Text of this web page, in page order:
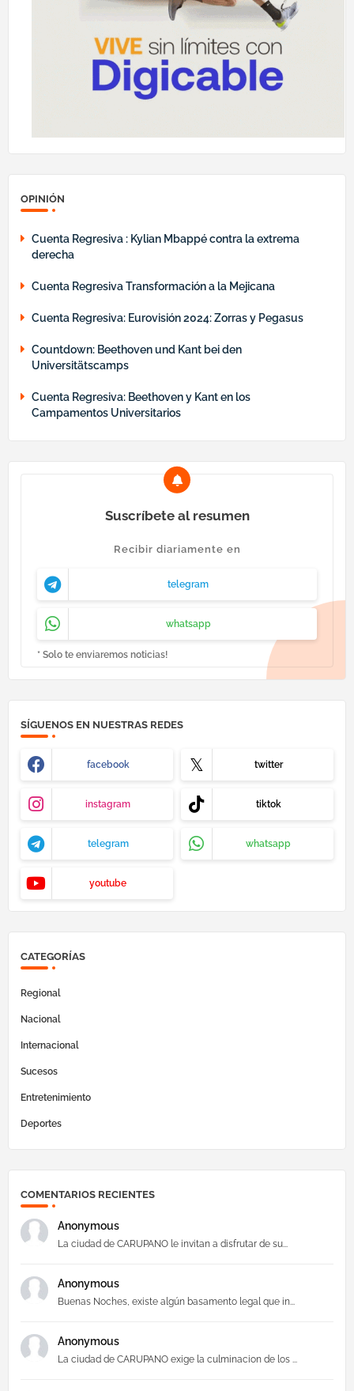
OPINIÓN
Cuenta Regresiva : Kylian Mbappé contra la extrema
derecha
Cuenta Regresiva Transformación a la Mejicana
Cuenta Regresiva: Eurovisión 2024: Zorras y Pegasus
Countdown: Beethoven und Kant bei den
Universitätscamps
Cuenta Regresiva: Beethoven y Kant en los
Campamentos Universitarios
Suscríbete al resumen
Recibir diariamente en
telegram
whatsapp
* Solo te enviaremos noticias!
SÍGUENOS EN NUESTRAS REDES
facebook twitter
instagram tiktok
telegram whatsapp
youtube
CATEGORÍAS
Regional
Nacional
Internacional
Sucesos
Entretenimiento
Deportes
COMENTARIOS RECIENTES
Anonymous
La ciudad de CARUPANO le invitan a disfrutar de su...
Anonymous
Buenas Noches, existe algún basamento legal que in...
Anonymous
La ciudad de CARUPANO exige la culminacion de los ...